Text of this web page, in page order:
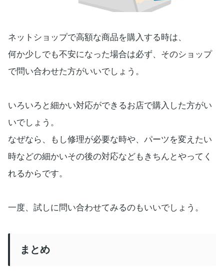
ネットショップで高額な商品を購入する時は、
何か少しでも不安になった場合は必ず、そのショップ
で問い合わせた方がいいでしょう。
いろいろと細かい対応ができるお店で購入した方がい
いでしょう。
なぜなら、もし修理が必要な時や、パーツを変えたい
時などの細かいその後の対応などもきちんとやってく
れるからです。
一度、試しに問い合わせてみるのもいいでしょう。
まとめ